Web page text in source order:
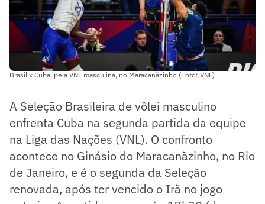
Brasil x Cuba, pela VNL masculina, no Maracanãzinho (Foto: VNL)
A Seleção Brasileira de vôlei masculino
enfrenta Cuba na segunda partida da equipe
na Liga das Nações (VNL). O confronto
acontece no Ginásio do Maracanãzinho, no Rio
de Janeiro, e é o segunda da Seleção
renovada, após ter vencido o Irã no jogo